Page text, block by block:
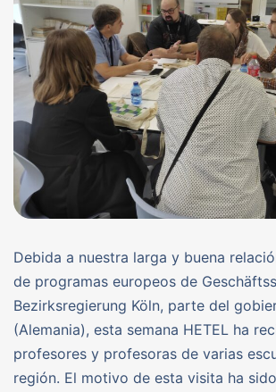
Debida a nuestra larga y buena
de programas europeos de
Bezirksregierung Köln, parte del
(Alemania), esta semana HETEL ha
profesores y profesoras de varias
región. El motivo de esta visita ha